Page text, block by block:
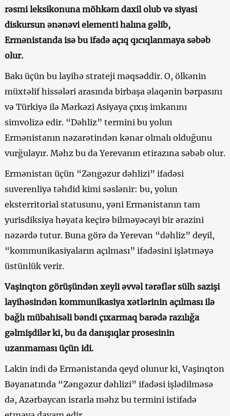
rəsmi leksikonuna möhkəm daxil olub və siyasi
diskursun ənənəvi elementi halına gəlib,
Ermənistanda isə bu ifadə açıq qıcıqlanmaya səbəb
olur.
Bakı üçün bu layihə strateji məqsəddir. O, ölkənin
müxtəlif hissələri arasında birbaşa əlaqənin bərpasını
və Türkiyə ilə Mərkəzi Asiyaya çıxış imkanını
simvolizə edir. “Dəhliz” termini bu yolun
Ermənistanın nəzarətindən kənar olmalı olduğunu
vurğulayır. Məhz bu da Yerevanın etirazına səbəb olur.
Ermənistan üçün “Zəngəzur dəhlizi” ifadəsi
suverenliyə təhdid kimi səslənir: bu, yolun
eksterritorial statusunu, yəni Ermənistanın tam
yurisdiksiya həyata keçirə bilməyəcəyi bir ərazini
nəzərdə tutur. Buna görə də Yerevan “dəhliz” deyil,
“kommunikasiyaların açılması” ifadəsini işlətməyə
üstünlük verir.
Vaşinqton görüşündən xeyli əvvəl tərəflər sülh sazişi
layihəsindən kommunikasiya xətlərinin açılması ilə
bağlı mübahisəli bəndi çıxarmaq barədə razılığa
gəlmişdilər ki, bu da danışıqlar prosesinin
uzanmaması üçün idi.
Lakin indi də Ermənistanda qeyd olunur ki, Vaşinqton
Bəyanatında “Zəngəzur dəhlizi” ifadəsi işlədilməsə
də, Azərbaycan israrla məhz bu termini istifadə